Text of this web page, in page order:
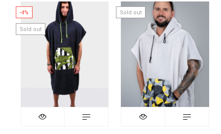
-4%
Sold out
Sold out